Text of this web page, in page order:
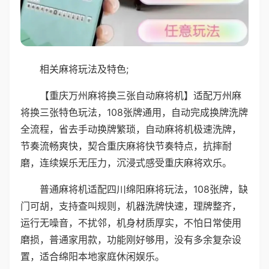
相关麻将玩法及特色;
【重庆万州麻将换三张自动麻将机】适配万州麻
将换三张特色玩法，108张牌通用，自动完成换牌洗牌
全流程，省去手动换牌繁琐，自动麻将机极速洗牌，
节奏流畅爽快，契合重庆麻将快节奏特点，抗摔耐
磨，连续娱乐无压力，沉浸式感受重庆麻将欢乐。
普通麻将机适配四川绵阳麻将玩法，108张牌，缺
门可胡，支持查叫规则，机器洗牌快速，理牌整齐，
运行无噪音，不扰邻，机身材质厚实，不怕日常使用
磨损，普通家用款，功能刚好够用，没有多余复杂设
置，适合绵阳本地家庭休闲娱乐。